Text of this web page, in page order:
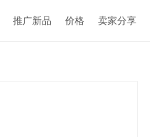
推广新品 价格 卖家分享